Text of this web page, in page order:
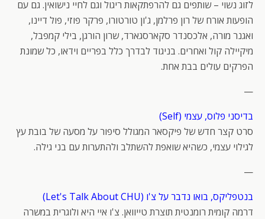
לזוג נשוי – שותפים גם להרפתקאות ריגול וגם לחיי נישואין. גם עם
הופעות אורח של רון פרלמן, ג'ון טורטורו, פרקר פוזי, פול דיינו,
ואגנר מורה, אלכסנדר סקארסגארד, שרון הורגן, בילי קמפבל,
מיקיילה קול ואחרים. בניגוד לבדרך כלל בפריים וידאו, כל שמונת
הפרקים עולים בבת אחת.
—
בדיסני פלוס, עצמי (Self)
סרט קצר חדש של פיקסאר המגולל סיפור על מסעה של בובת עץ
לגילוי עצמי, כשהיא שואפת להשתלב ולהתערות עם בני גילה.
—
בנטפליקס, בואו נדבר על צ'ו (Let's Talk About CHU)
דרמה קומית רומנטית תוצרת טייוואן. צ'ו איי היא ולוגרית במשרה